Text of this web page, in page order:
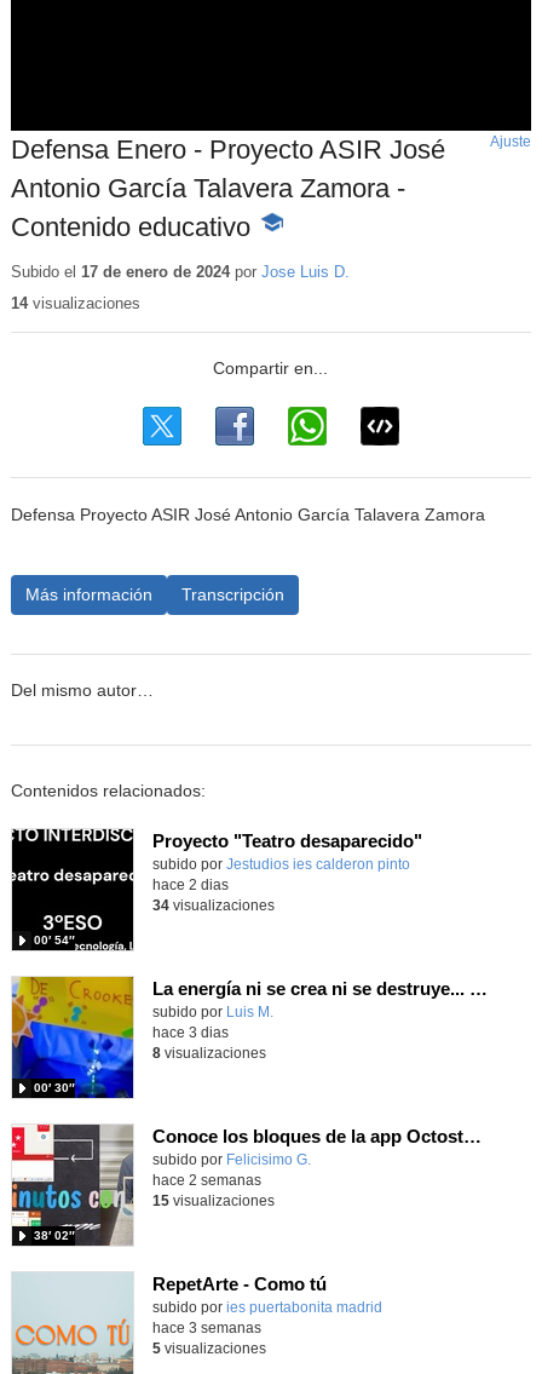
Defensa Enero - Proyecto ASIR José
Antonio García Talavera Zamora -
Contenido educativo -
educativo
Ajuste
Subido el 17 de enero de 2024por Jose Luis D.
14visualizaciones
Defensa Proyecto ASIR José Antonio García Talavera Zamora
Más información Transcripción
Del mismo autor…
Contenidos relacionados:
Proyecto "Teatro desaparecido"
Contenido educativo.
subido por Jestudios ies calderon pinto
00′ 54″
-
hace 2 dias
34visualizaciones
La energía ni se crea ni se destruye... ¡se experimenta! El Tierno en la Feria Madrid es Ciencia 2026
Contenido educativo.
subido por Luis M.
00′ 30″
hace 3 dias
8visualizaciones
Conoce los bloques de la app Octostudio, gratuito, offline y para tu tablet y móvil - Contenido educativo
Contenido educativo.
subido por Felicisimo G.
38′ 02″
hace 2 semanas
15visualizaciones
RepetArte - Como tú
subido por ies puertabonita madrid
hace 3 semanas
5visualizaciones